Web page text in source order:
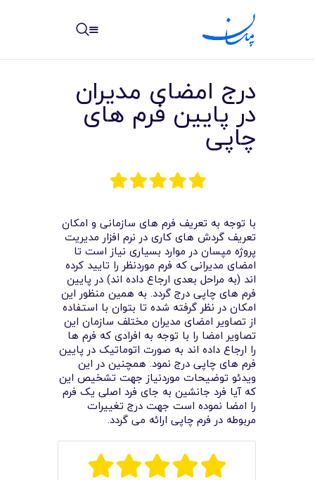
نوشته ها
مرکز آموزش
امکانات
سیستم ها
لیست قیمت محصولات
درج امضای مدیران
در پایین فرم های
چاپی
با توجه به تعریف فرم های سازمانی و امکان
تعریف گردش های کاری در نرم افزار مدیریت
پروژه مپسان در موارد بسیاری نیاز است تا
امضای مدیرانی که فرم موردنظر را تایید کرده
اند (به مراحل بعدی ارجاع داده اند) در پایین
فرم های چاپی درج گردد. به همین منظور این
امکان در نظر گرفته شده تا بتوان با استفاده
از تصاویر امضای مدیران مختلف سازمان این
تصاویر امضا را با توجه به افرادی که فرم ها
را ارجاع داده اند به صورت اتوماتیک در پایین
فرم های چاپی درج نمود. همچنین در این
ویدئو توضیحات موردنیاز جهت تشخیص این
که آیا فرد جانشین به جای فرد اصلی یک فرم
را امضا نموده است جهت درج تغییرات
مربوطه در فرم چاپی ارائه می گردد.